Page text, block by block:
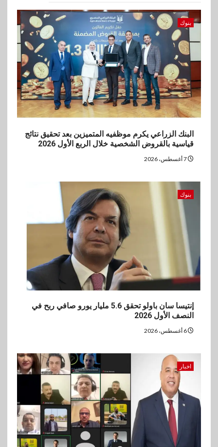
اخبار
غرفة القاهرة تنظم ندوة إلكترونية
لدعم الصادرات وتحقيق
مستهدفات رؤية مصر 2030
بنوك
بنك مصر يشارك في فعالية اليوم
العالمي للشباب ويقدم العديد من
العروض المجانية
5
بنوك
بنوك
البنك الزراعي يكرم موظفيه المتميزين بعد تحقيق نتائج
قياسية بالقروض الشخصية خلال الربع الأول 2026
بنوك
إنتيسا سان باولو تحقق 5.6 مليار يورو صافي ربح في
النصف الأول 2026
اخبار